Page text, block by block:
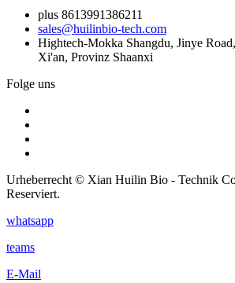
plus 8613991386211
sales@huilinbio-tech.com
Hightech-Mokka Shangdu, Jinye
Xi'an, Provinz Shaanxi
Folge uns
Urheberrecht © Xian Huilin Bio - Technik
Reserviert.
whatsapp
teams
E-Mail